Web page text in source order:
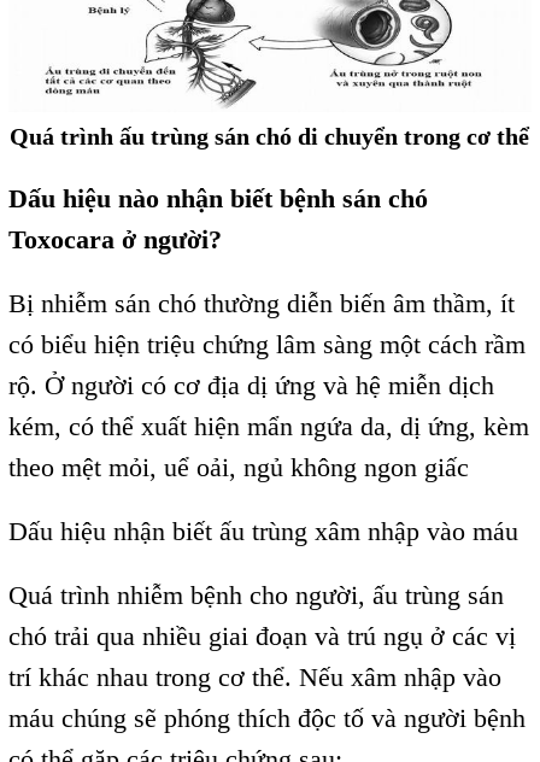
Quá trình ấu trùng sán chó di chuyển trong cơ thể
Dấu hiệu nào nhận biết bệnh sán chó
Toxocara ở người?
Bị nhiễm sán chó thường diễn biến âm thầm, ít
có biểu hiện triệu chứng lâm sàng một cách rầm
rộ. Ở người có cơ địa dị ứng và hệ miễn dịch
kém, có thể xuất hiện mẩn ngứa da, dị ứng, kèm
theo mệt mỏi, uể oải, ngủ không ngon giấc
Dấu hiệu nhận biết ấu trùng xâm nhập vào máu
Quá trình nhiễm bệnh cho người, ấu trùng sán
chó trải qua nhiều giai đoạn và trú ngụ ở các vị
trí khác nhau trong cơ thể. Nếu xâm nhập vào
máu chúng sẽ phóng thích độc tố và người bệnh